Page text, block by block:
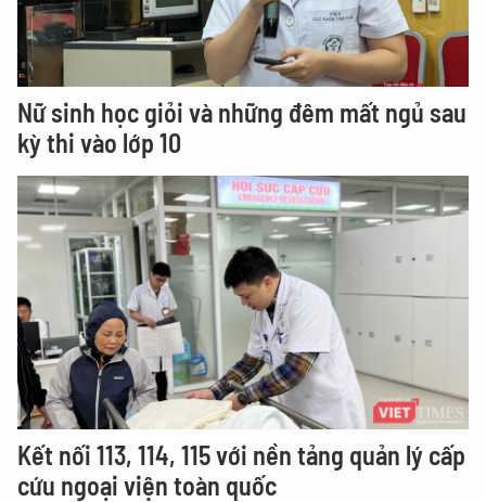
Nữ sinh học giỏi và những đêm mất ngủ sau
kỳ thi vào lớp 10
Kết nối 113, 114, 115 với nền tảng quản lý cấp
cứu ngoại viện toàn quốc